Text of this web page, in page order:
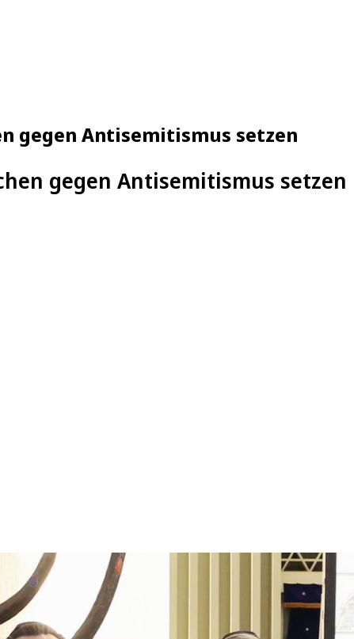
gegen Antisemitismus setzen
gegen Antisemitismus setzen